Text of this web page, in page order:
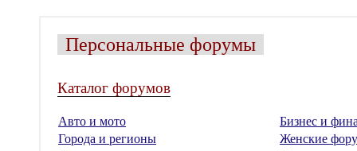
Персональные форумы
Каталог форумов
Авто и мото
Бизнес и
Города и регионы
Женские